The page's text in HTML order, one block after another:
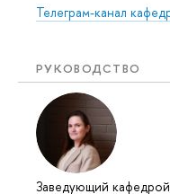
Телеграм-канал
РУКОВОДСТВО
Заведующий кафедрой